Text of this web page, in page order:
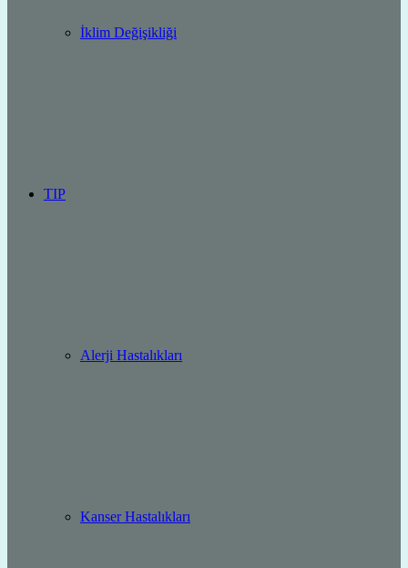
İklim Değişikliği
TIP
Alerji Hastalıkları
Kanser Hastalıkları